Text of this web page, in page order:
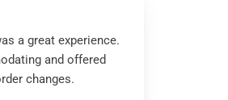
a great experience.
and offered
changes.